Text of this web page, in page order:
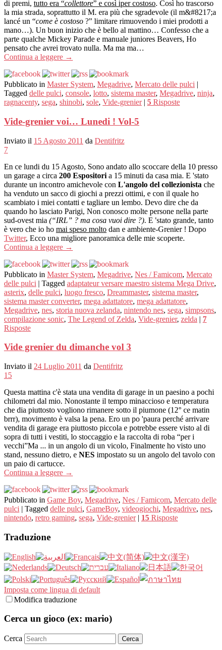
di premi, tutto era “collettore” e così iper costoso. Così ho trascorso
la mia strada, soprattutto il M. era più che sgradevole (il m&#8217;a
lancé un “come è costoso ?” limitare rimuovendo i miei prodotti a
mano…). Un buon inizio che è bello al mattino… Confesso che a
parte qualche Mickey Parade e manuale juniores Beavers, Ho
pensato che avrei trovato nulla. Ma ma ma…
Continua a leggere →
Pubblicato in Master System, Megadrive, Mercato delle pulci |
Tagged delle pulci, console, lotto, sistema master, Megadrive, ninja,
ragnacenty, sega, shinobi, sole, Vide-grenier | 5 Risposte
Vide-grenier voi… Lunedi ! Vol-5
Inviato il 15 Agosto 2011 da Dentifritz
7
En ce lundi du 15 Agosto, Sono andato allo scoccare della 10 presso
un garage a circa 200 Espositori a 15 minuti da casa mia. E 'stato
durante un incontro amichevole con L'angolo del collezionista che
ha venduto un sacco di giochi a prezzi ottimi, e con il quale ho
scambiato i miei contatti e tagliare un lembo. Devo dire che da
quando ho lasciato Parigi, Non conosco molte persone nella parte
sud-ovest mia (“IRL” ? ma cosa vuoi dire ?). E 'stato grande, tanto
è vero che io ho mai speso molto dan e ambiente-Grenier ! Dopo
Twitter, Ecco una migliore panoramica delle mie scoperte.
Continua a leggere →
Pubblicato in Master System, Megadrive, Nes / Famicom, Mercato
delle pulci | Tagged adaptateur versare maestro sistema Mega Drive,
asterix, delle pulci, luogo fresco, Dreammaster, sistema master,
sistema master converter, mega adattatore, mega adattatore,
Megadrive, nes, storia nuova zelanda, nintendo nes, sega, simpsons,
compilazione sonic, The Legend of Zelda, Vide-grenier, zelda | 7
Risposte
Vide grenier du dimanche vol 3
Inviato il 24 Luglio 2011 da Dentifritz
15
Questa mattina c'è stata una vendita di garage in un paesino a pochi
chilometri dal mio. Nonostante il tempo minaccioso e temperatura
che dia piuttosto vogliono rimanere sotto il piumone (12° ce matin
brrr), movimento è valsa la pena. Ero un po 'paura perché arrivare
vendita di garage era piuttosto piccola e potrebbe essere visto al di
sopra di tutti i vestiti, lo stoccaggio e la raccolta di roba “per i
vecchi”Ma ... in un angolo di un vicolo, Finalmente ho visto uno
stand, nessuno dietro, e NES impostato su un angolo del tavolo con
un paio di cartucce.
Continua a leggere →
Pubblicato in Game Boy, Megadrive, Nes / Famicom, Mercato delle
pulci | Tagged delle pulci, GameBoy, videogiochi, Megadrive, nes,
nintendo, retro gaming, sega, Vide-grenier | 15 Risposte
Traduzione
Imposta come lingua di default
Modifica traduzione
Cerca un gioco (ex: mario)
Cerca